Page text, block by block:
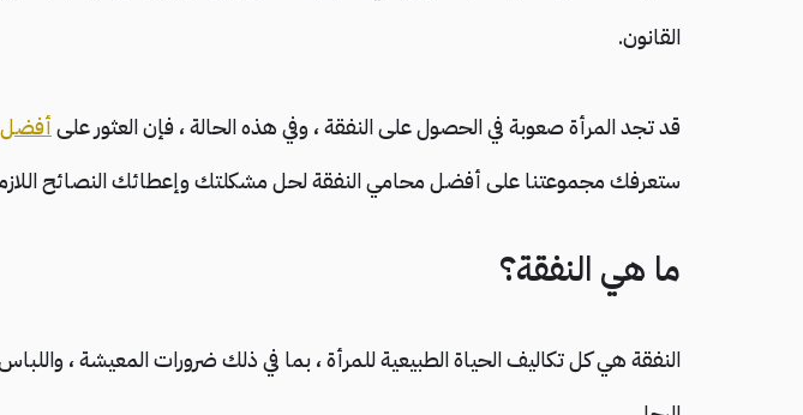
القانون.
قد تجد المرأة صعوبة في الحصول على النفقة ، وفي هذه الحالة ، فإن العثور علىأفضل
ستعرفك مجموعتنا على أفضل محامي النفقة لحل مشكلتك وإعطائك النصائح
ما هي النفقة؟
النفقة هي كل تكاليف الحياة الطبيعية للمرأة ، بما في ذلك ضرورات المعيشة ، واللباس